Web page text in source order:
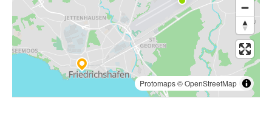
Protomaps©OpenStreetMap